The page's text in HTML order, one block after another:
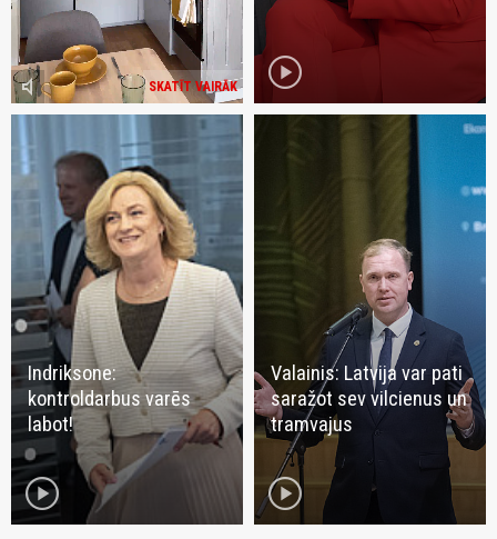
SKATĪT VAIRĀK
volume_mute play_circle
Indriksone:
kontroldarbus varēs
labot!
play_circle
Valainis: Latvija var pati
saražot sev vilcienus un
tramvajus
play_circle